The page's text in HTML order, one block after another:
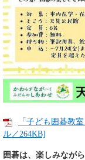
「子ども囲碁教
ル／264KB]
囲碁は、楽しみなが